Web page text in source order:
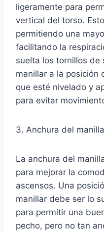
ligeramente para
vertical del torso.
permitiendo una
facilitando la
suelta los tornillos de
manillar a la posición
que esté nivelado y
para evitar
3. Anchura del
La anchura del
para mejorar la
ascensos. Una
manillar debe ser lo
para permitir una
pecho, pero no tan